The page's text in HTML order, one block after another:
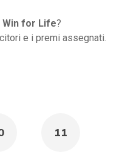
Win for Life?
e i premi assegnati.
11